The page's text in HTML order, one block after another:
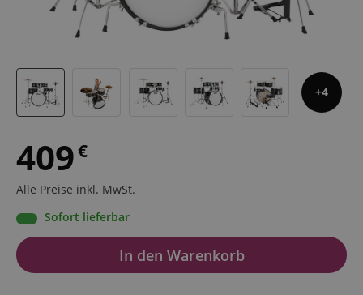
4
409€
Alle Preise inkl. MwSt.
Sofort lieferbar
In den Warenkorb